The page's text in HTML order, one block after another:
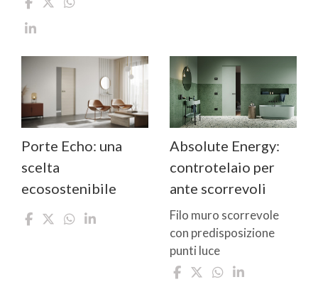
Porte Echo: una
scelta
ecosostenibile
Absolute Energy:
controtelaio per
ante scorrevoli
Filo muro scorrevole
con predisposizione
punti luce